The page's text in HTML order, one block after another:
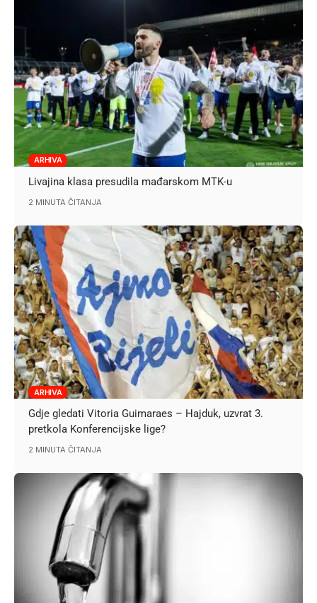
ARHIVA
Livajina klasa presudila mađarskom MTK-u
2 MINUTA ČITANJA
ARHIVA
Gdje gledati Vitoria Guimaraes – Hajduk, uzvrat 3.
pretkola Konferencijske lige?
2 MINUTA ČITANJA